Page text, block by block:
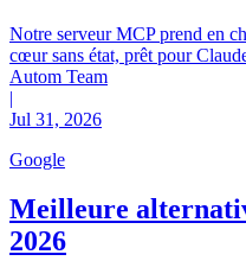
Notre serveur MCP prend en
cœur sans état, prêt pour
Autom Team
|
Jul 31, 2026
Google
Meilleure
2026